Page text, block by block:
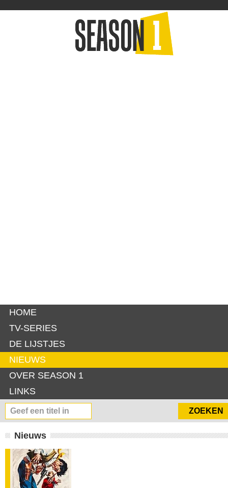
HOME
TV-SERIES
DE LIJSTJES
NIEUWS
OVER SEASON 1
LINKS
Nieuws